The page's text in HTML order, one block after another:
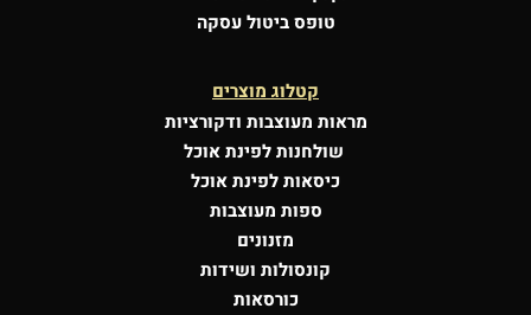
טופס ביטול עסקה
קטלוג מוצרים
מראות מעוצבות ודקורציות
שולחנות לפינת אוכל
כיסאות לפינת אוכל
ספות מעוצבות
מזנונים
קונסולות ושידות
כורסאות